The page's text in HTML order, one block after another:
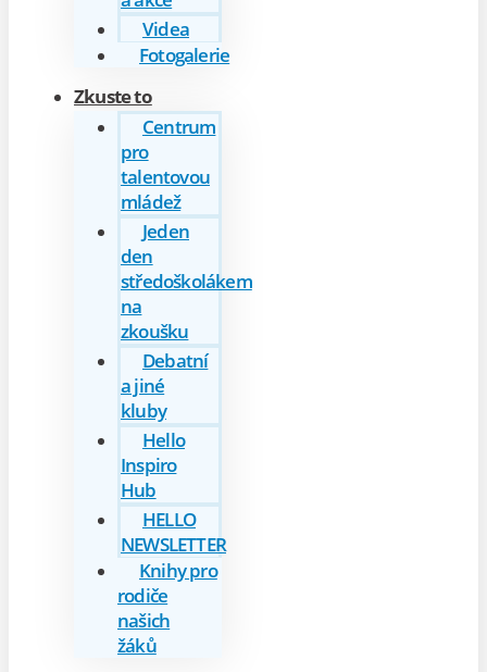
Videa
Fotogalerie
Zkuste to
Centrum
pro
talentovou
mládež
Jeden
den
středoškolákem
na
zkoušku
Debatní
a jiné
kluby
Hello
Inspiro
Hub
HELLO
NEWSLETTER
Knihy pro
rodiče
našich
žáků